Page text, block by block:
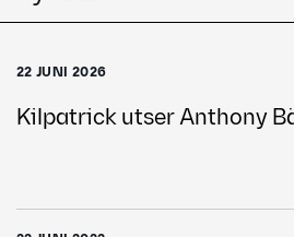
22 JUNI 2026
Kilpatrick utser Anthony